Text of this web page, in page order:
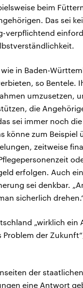
beim
Das sei
verpflichtend
in Baden-
so Bentele.
umzusetzen,
die
sei immer noch
könne zum Beispiel
zeitweise
erfolgen. Auch
sei denkbar.
sicherlich
„wirklich ein
Problem der
der staatlichen
eine Antwort